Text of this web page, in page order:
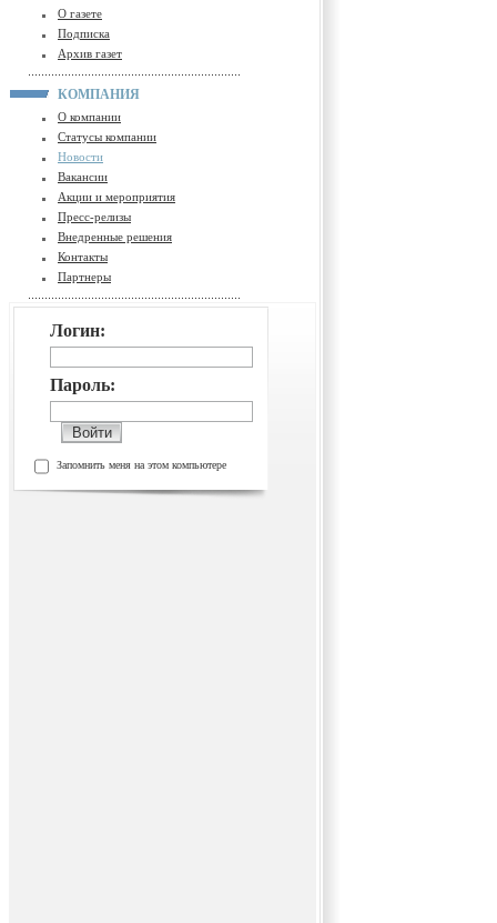
О газете
Подписка
Архив газет
КОМПАНИЯ
О компании
Статусы компании
Новости
Вакансии
Акции и мероприятия
Пресс-релизы
Внедренные решения
Контакты
Партнеры
Логин:
Пароль:
Запомнить меня на этом компьютере